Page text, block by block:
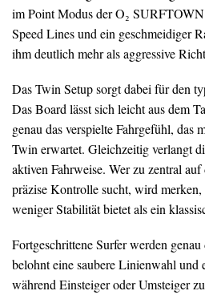
im Point Modus der O₂
Speed Lines und ein geschmeidiger
ihm deutlich mehr als aggressive
Das Twin Setup sorgt dabei für den
Das Board lässt sich leicht aus dem
genau das verspielte Fahrgefühl, das
Twin erwartet. Gleichzeitig verlangt
aktiven Fahrweise. Wer zu zentral
präzise Kontrolle sucht, wird merken,
weniger Stabilität bietet als ein
Fortgeschrittene Surfer werden
belohnt eine saubere Linienwahl und
während Einsteiger oder Umsteiger